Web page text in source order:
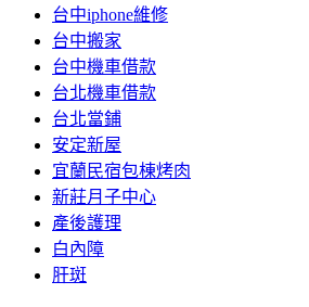
台中iphone維修
台中搬家
台中機車借款
台北機車借款
台北當鋪
安定新屋
宜蘭民宿包棟烤肉
新莊月子中心
產後護理
白內障
肝斑